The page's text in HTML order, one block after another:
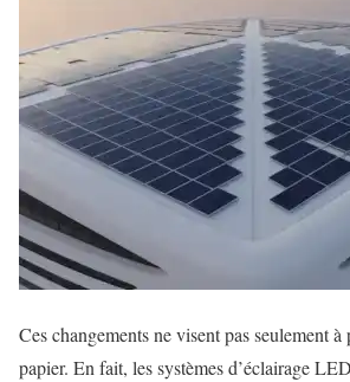
Ces changements ne visent pas seulement
papier. En fait, les systèmes d’éclairage